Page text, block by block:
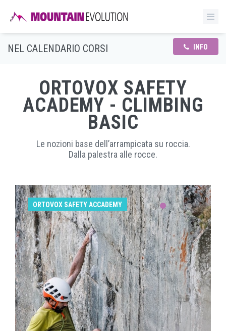
NEL CALENDARIO CORSI INFO
ORTOVOX SAFETY
ACADEMY - CLIMBING
BASIC
Le nozioni base dell’arrampicata su roccia.
Dalla palestra alle rocce.
ORTOVOX SAFETY ACCADEMY